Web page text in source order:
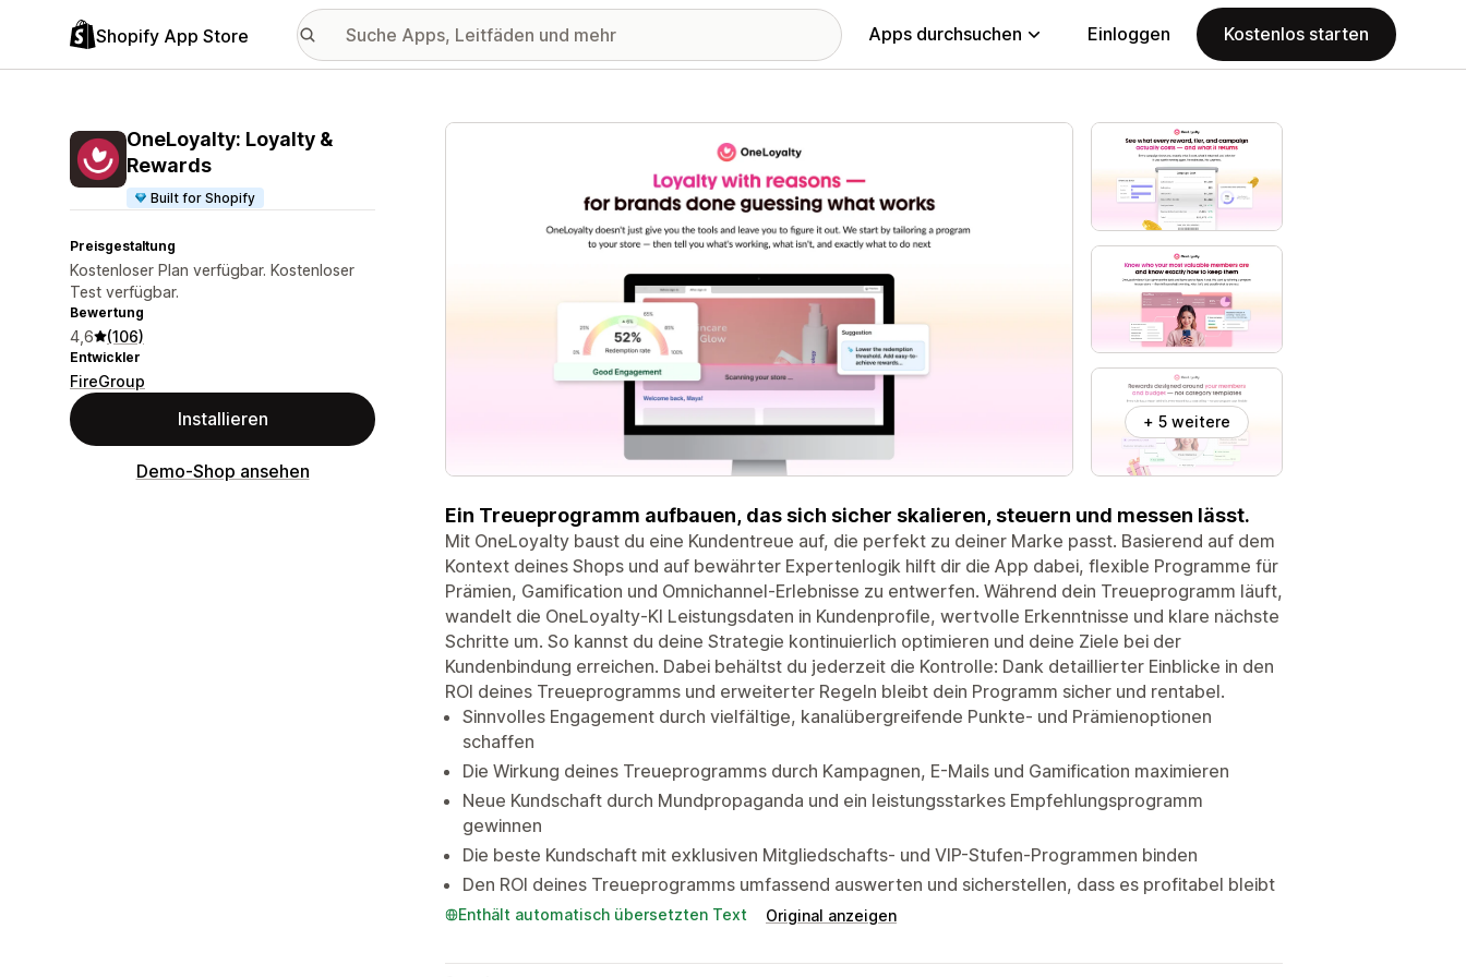
Shopify App Store Apps durchsuchen Einloggen Kostenlos starten
OneLoyalty: Loyalty &
Rewards
Built for Shopify
Preisgestaltung
Kostenloser Plan verfügbar. Kostenloser
Test verfügbar.
Bewertung
4,6 (106)
Entwickler
FireGroup
Installieren
Demo-Shop ansehen
Vorgestellte Bildergalerie
+ 5 weitere
Ein Treueprogramm aufbauen, das sich sicher skalieren, steuern und messen lässt.
Mit OneLoyalty baust du eine Kundentreue auf, die perfekt zu deiner Marke passt. Basierend auf dem
Kontext deines Shops und auf bewährter Expertenlogik hilft dir die App dabei, flexible Programme für
Prämien, Gamification und Omnichannel-Erlebnisse zu entwerfen. Während dein Treueprogramm läuft,
wandelt die OneLoyalty-KI Leistungsdaten in Kundenprofile, wertvolle Erkenntnisse und klare nächste
Schritte um. So kannst du deine Strategie kontinuierlich optimieren und deine Ziele bei der
Kundenbindung erreichen. Dabei behältst du jederzeit die Kontrolle: Dank detaillierter Einblicke in den
ROI deines Treueprogramms und erweiterter Regeln bleibt dein Programm sicher und rentabel.
Sinnvolles Engagement durch vielfältige, kanalübergreifende Punkte- und Prämienoptionen
schaffen
Die Wirkung deines Treueprogramms durch Kampagnen, E-Mails und Gamification maximieren
Neue Kundschaft durch Mundpropaganda und ein leistungsstarkes Empfehlungsprogramm
gewinnen
Die beste Kundschaft mit exklusiven Mitgliedschafts- und VIP-Stufen-Programmen binden
Den ROI deines Treueprogramms umfassend auswerten und sicherstellen, dass es profitabel bleibt
Enthält automatisch übersetzten Text Original anzeigen